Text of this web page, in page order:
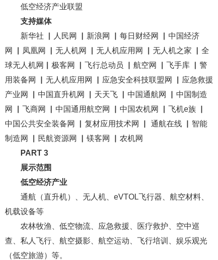
低空经济产业联盟
支持媒体
新华社 ▏人民网 ▏新浪网 ▏每日财经网 ▏中国经济
网 ▏凤凰网 ▏无人机网 ▏无人机应用网 ▏无人机之家 ▏ 全
球无人机网
▏极客网 ▏飞行总动员 ▏航空网 ▏飞手库 ▏警
用装备网 ▏无人机应用网 ▏应急安全科技联盟网 ▏应急救援
产业网 ▏中国直升机网 ▏天天飞 ▏中国通航网 ▏中国制造
网 ▏飞商网 ▏中国通用航空网 ▏中国农机网 ▏飞机e族 ▏
中国公共安全装备网 ▏复材应用技术网 ▏ 通航在线 ▏智能
制造网 ▏民航资源网 ▏镁客网 ▏农机网
PART 3
展示范围
低空经济产业
通航（直升机）、无人机、 eVTOL飞行器、航空材料、
机载设备等
农林牧渔、低空物流、应急救援、医疗救护、空中巡
查、私人飞行、航空摄影、航空运动、飞行培训、娱乐观光
（低空旅游）等。